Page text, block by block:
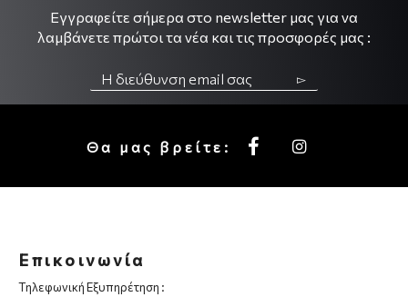
Εγγραφείτε σήμερα στο newsletter μας για να
λαμβάνετε πρώτοι τα νέα και τις προσφορές μας :
▻
Θα μας βρείτε:
Επικοινωνία
Τηλεφωνική Εξυπηρέτηση :